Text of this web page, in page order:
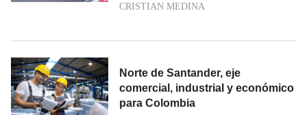
CRISTIAN MEDINA
Norte de Santander, eje
comercial, industrial y económico
para Colombia